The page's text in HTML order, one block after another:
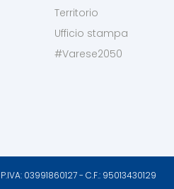
Territorio
Ufficio stampa
#Varese2050
03991860127 - C.F.: 95013430129